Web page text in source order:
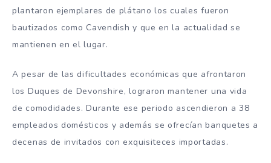
plantaron ejemplares de plátano los cuales fueron
bautizados como Cavendish y que en la actualidad se
mantienen en el lugar.
A pesar de las dificultades económicas que afrontaron
los Duques de Devonshire, lograron mantener una vida
de comodidades. Durante ese periodo ascendieron a 38
empleados domésticos y además se ofrecían banquetes a
decenas de invitados con exquisiteces importadas.